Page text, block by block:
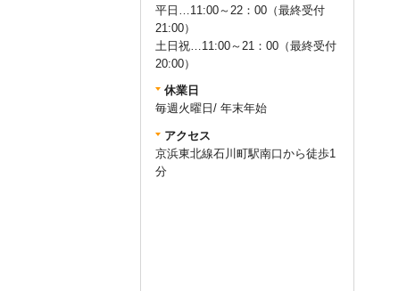
query_builder2025年11月13日
平日…11:00～22：00（最終受付
21:00）
土日祝…11:00～21：00（最終受付
20:00）
休業日
毎週火曜日/ 年末年始
アクセス
京浜東北線石川町駅南口から徒歩1
分